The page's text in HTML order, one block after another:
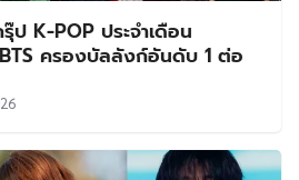
K-POP ประจำเดือน
ครองบัลลังก์อันดับ 1 ต่อ